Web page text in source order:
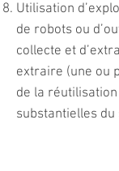
Utilisation
de robots ou
collecte et
extraire (une ou
de la
substantielles du